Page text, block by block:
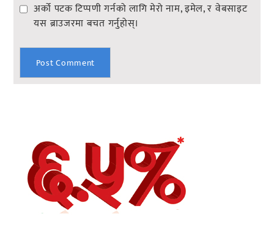
अर्को पटक टिप्पणी गर्नको लागि मेरो नाम, इमेल, र वेबसाइट
यस ब्राउजरमा बचत गर्नुहोस्।